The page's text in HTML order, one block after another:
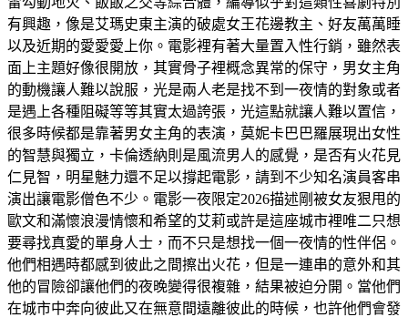
有興趣，像是艾瑪史東主演的破處女王花邊教主、好友萬萬睡
以及近期的愛愛愛上你。電影裡有著大量置入性行銷，雖然表
面上主題好像很開放，其實骨子裡概念異常的保守，男女主角
的動機讓人難以說服，光是兩人老是找不到一夜情的對象或者
是遇上各種阻礙等等其實太過誇張，光這點就讓人難以置信，
很多時候都是靠著男女主角的表演，莫妮卡巴巴羅展現出女性
的智慧與獨立，卡倫透納則是風流男人的感覺，是否有火花見
仁見智，明星魅力還不足以撐起電影，請到不少知名演員客串
演出讓電影僧色不少。電影一夜限定2026描述剛被女友狠甩的
歐文和滿懷浪漫情懷和希望的艾莉或許是這座城市裡唯二只想
要尋找真愛的單身人士，而不只是想找一個一夜情的性伴侶。
他們相遇時都感到彼此之間擦出火花，但是一連串的意外和其
他的冒險卻讓他們的夜晚變得很複雜，結果被迫分開。當他們
在城市中奔向彼此又在無意間遠離彼此的時候，也許他們會發